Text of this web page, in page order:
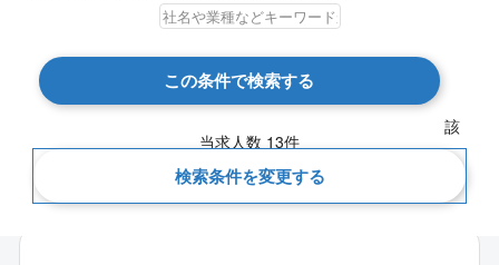
この条件で検索する
該
当求人数 13件
検索条件を変更する
新着順